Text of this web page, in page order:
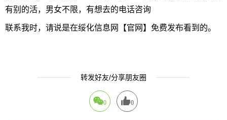
有别的活，男女不限，有想去的电话咨询
联系我时，请说是在绥化信息网【官网】免费发布看到的。
转发好友/分享朋友圈
0 0